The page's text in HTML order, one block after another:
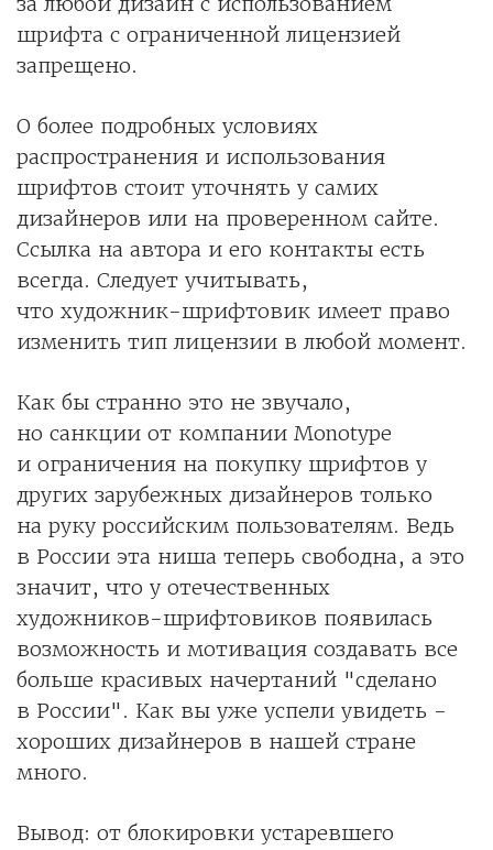
шрифта с ограниченной лицензией
запрещено.
О более подробных условиях
распространения и использования
шрифтов стоит уточнять у самих
дизайнеров или на проверенном сайте.
Ссылка на автора и его контакты есть
всегда. Следует учитывать,
что художник-шрифтовик имеет право
изменить тип лицензии в любой момент.
Как бы странно это не звучало,
но санкции от компании Monotype
и ограничения на покупку шрифтов у
других зарубежных дизайнеров только
на руку российским пользователям. Ведь
в России эта ниша теперь свободна, а это
значит, что у отечественных
художников-шрифтовиков появилась
возможность и мотивация создавать все
больше красивых начертаний "сделано
в России". Как вы уже успели увидеть -
хороших дизайнеров в нашей стране
много.
Вывод: от блокировки устаревшего